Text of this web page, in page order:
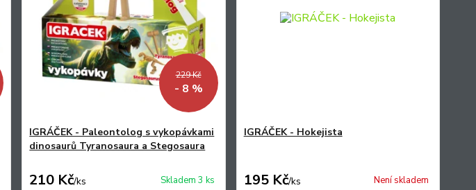
229 Kč
- 8 %
IGRÁČEK - Paleontolog s vykopávkami
dinosaurů Tyranosaura a Stegosaura
210 Kč/ks Skladem 3 ks
IGRÁČEK - Hokejista
195 Kč/ks Není skladem